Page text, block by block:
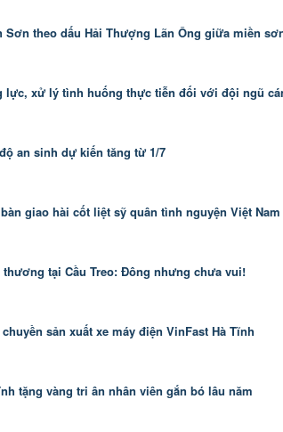
Sơn theo dấu Hải Thượng Lãn Ông giữa miền
lực, xử lý tình huống thực tiễn đối với đội ngũ
an sinh dự kiến tăng từ 1/7
giao hài cốt liệt sỹ quân tình nguyện Việt
tại Cầu Treo: Đông nhưng chưa vui!
sản xuất xe máy điện VinFast Hà Tĩnh
tặng vàng tri ân nhân viên gắn bó lâu năm